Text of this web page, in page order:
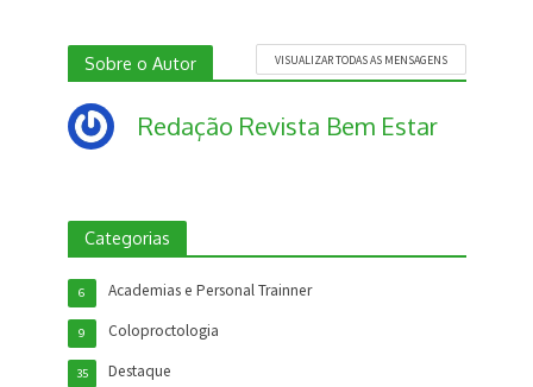
Sobre o Autor VISUALIZAR TODAS AS MENSAGENS
Redação Revista Bem Estar
Categorias
Academias e Personal Trainner
6
Coloproctologia
9
Destaque
35